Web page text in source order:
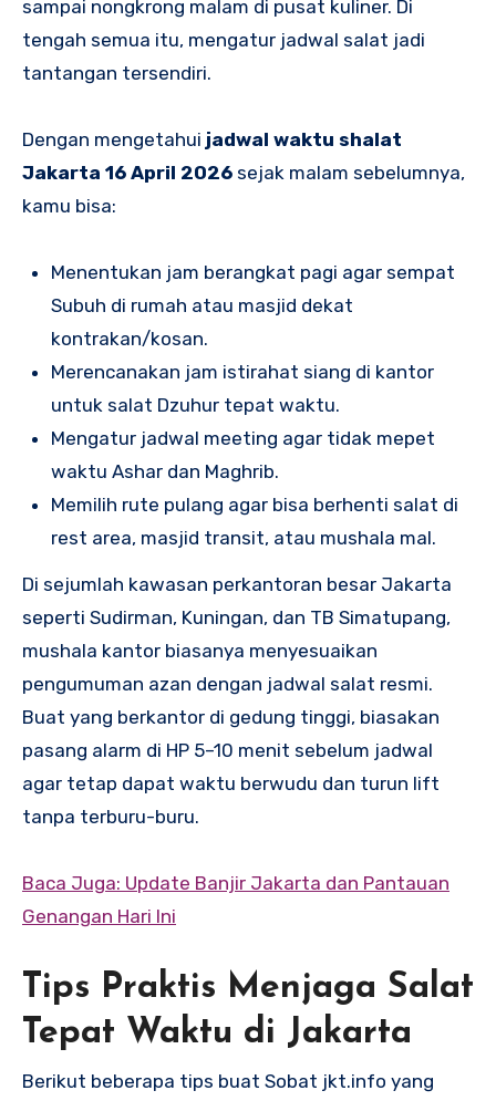
sampai nongkrong malam di pusat kuliner. Di
tengah semua itu, mengatur jadwal salat jadi
tantangan tersendiri.
Dengan mengetahui jadwal waktu shalat
Jakarta 16 April 2026 sejak malam sebelumnya,
kamu bisa:
Menentukan jam berangkat pagi agar sempat
Subuh di rumah atau masjid dekat
kontrakan/kosan.
Merencanakan jam istirahat siang di kantor
untuk salat Dzuhur tepat waktu.
Mengatur jadwal meeting agar tidak mepet
waktu Ashar dan Maghrib.
Memilih rute pulang agar bisa berhenti salat di
rest area, masjid transit, atau mushala mal.
Di sejumlah kawasan perkantoran besar Jakarta
seperti Sudirman, Kuningan, dan TB Simatupang,
mushala kantor biasanya menyesuaikan
pengumuman azan dengan jadwal salat resmi.
Buat yang berkantor di gedung tinggi, biasakan
pasang alarm di HP 5–10 menit sebelum jadwal
agar tetap dapat waktu berwudu dan turun lift
tanpa terburu-buru.
Baca Juga: Update Banjir Jakarta dan Pantauan
Genangan Hari Ini
Tips Praktis Menjaga Salat
Tepat Waktu di Jakarta
Berikut beberapa tips buat Sobat jkt.info yang